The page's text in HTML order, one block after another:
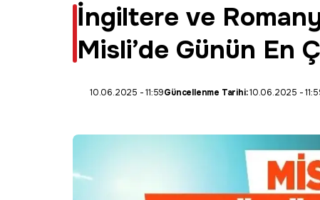
İngiltere ve
Misli’de Günün En
10.06.2025 - 11:59Güncellenme Tarihi:10.06.2025 -